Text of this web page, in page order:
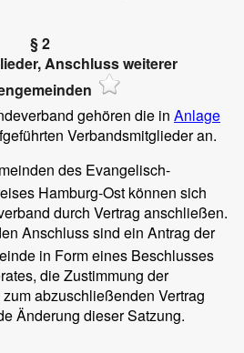
§ 2
Anschluss weiterer
gehören die in Anlage
Verbandsmitglieder an.
des Evangelisch-
Hamburg-Ost können sich
durch Vertrag anschließen.
Anschluss sind ein Antrag der
in Form eines Beschlusses
die Zustimmung der
abzuschließenden Vertrag
Änderung dieser Satzung.